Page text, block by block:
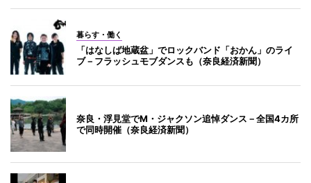
暮らす・働く
「はなしば地蔵盆」でロックバンド「おかん」のライ
ブ－フラッシュモブダンスも（奈良経済新聞）
奈良・浮見堂でM・ジャクソン追悼ダンス－全国4カ所
で同時開催（奈良経済新聞）